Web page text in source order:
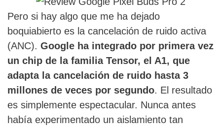
Pero si hay algo que me ha dejado
boquiabierto es la cancelación de ruido activa
(ANC). Google ha integrado por primera vez
un chip de la familia Tensor, el A1, que
adapta la cancelación de ruido hasta 3
millones de veces por segundo. El resultado
es simplemente espectacular. Nunca antes
había experimentado un aislamiento tan